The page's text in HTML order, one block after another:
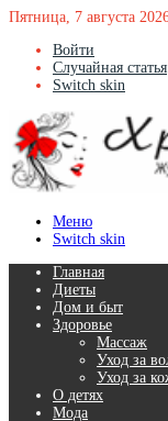
Пятница, 7 августа
Войти
Случайная статья
Switch skin
Меню
Switch skin
Главная
Диеты
Дом и быт
Здоровье
Массаж
Уход за
Уход за
О детях
Мода